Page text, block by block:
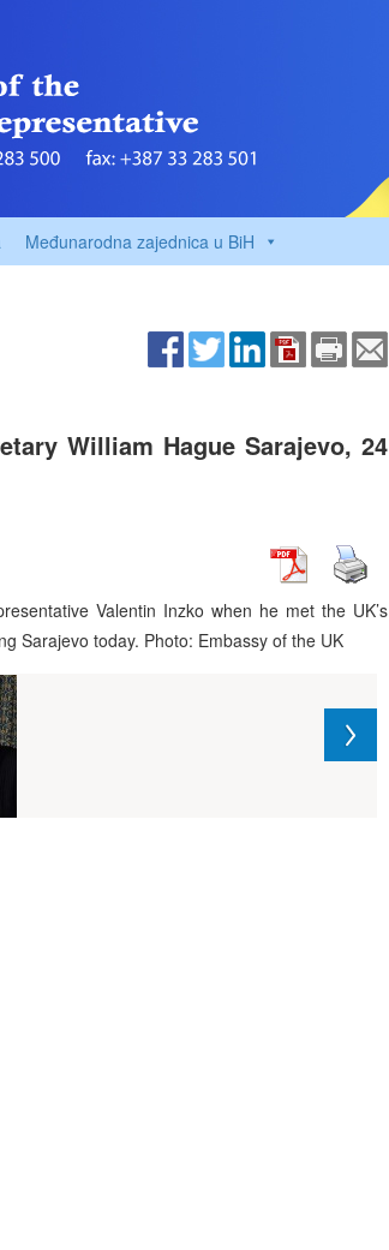
Međunarodna zajednica u BiH
William Hague Sarajevo, 24
Valentin Inzko when he met the UK’s
Sarajevo today. Photo: Embassy of the UK